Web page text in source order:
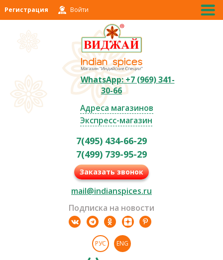
Регистрация Войти
WhatsApp: +7 (969) 341-
30-66
Адреса магазинов
Экспресс-магазин
7(495) 434-66-29
7(499) 739-95-29
Заказать звонок
mail@indianspices.ru
Подписка на новости
РУС ENG